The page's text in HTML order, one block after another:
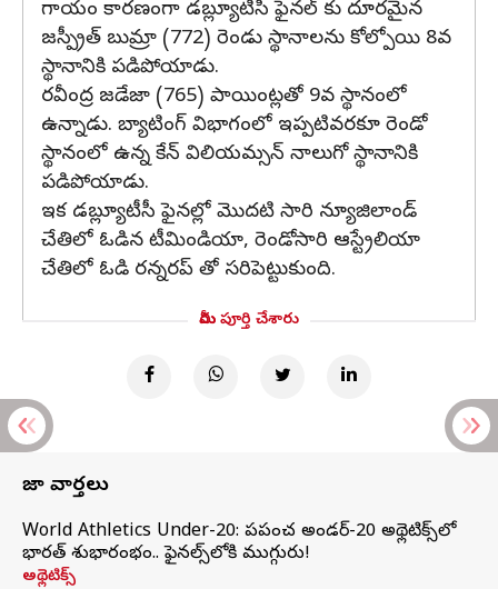
గాయం కారణంగా డబ్ల్యూటీసీ ఫైనల్ కు దూరమైన
జస్ప్రీత్ బుమ్రా (772) రెండు స్థానాలను కోల్పోయి 8వ
స్థానానికి పడిపోయాడు.
రవీంద్ర జడేజా (765) పాయింట్లతో 9వ స్థానంలో
ఉన్నాడు. బ్యాటింగ్ విభాగంలో ఇప్పటివరకూ రెండో
స్థానంలో ఉన్న కేన్ విలియమ్సన్ నాలుగో స్థానానికి
పడిపోయాడు.
ఇక డబ్ల్యూటీసీ ఫైనల్లో మొదటి సారి న్యూజిలాండ్
చేతిలో ఓడిన టీమిండియా, రెండోసారి ఆస్ట్రేలియా
చేతిలో ఓడి రన్నరప్ తో సరిపెట్టుకుంది.
మీరు పూర్తి చేశారు
తాజా వార్తలు
World Athletics Under-20: ప్రపంచ అండర్-20 అథ్లెటిక్స్‌లో
భారత్‌ శుభారంభం.. ఫైనల్స్‌లోకి ముగ్గురు!
అథ్లెటిక్స్